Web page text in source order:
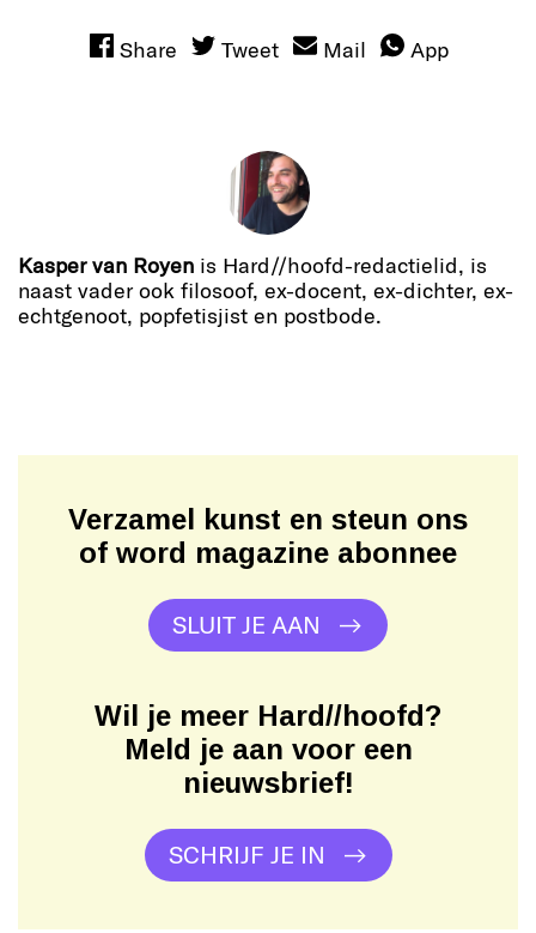
Share Tweet Mail App
Kasper van Royen is Hard//hoofd-redactielid, is
naast vader ook filosoof, ex-docent, ex-dichter, ex-
echtgenoot, popfetisjist en postbode.
Verzamel kunst en steun ons
of word magazine abonnee
SLUIT JE AAN
Wil je meer Hard//hoofd?
Meld je aan voor een
nieuwsbrief!
SCHRIJF JE IN